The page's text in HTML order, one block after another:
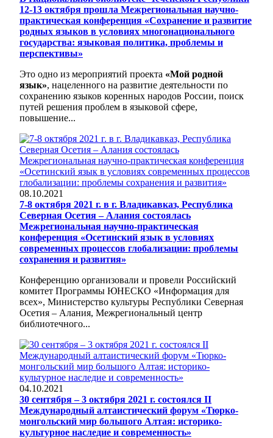
12-13 октября прошла Межрегиональная научно-
практическая конференция «Сохранение и развитие
родных языков в условиях многонационального
государства: языковая политика, проблемы и
перспективы»
Это одно из мероприятий проекта «Мой родной
язык», нацеленного на развитие деятельности по
сохранению языков коренных народов России, поиск
путей решения проблем в языковой сфере,
повышение...
08.10.2021
7-8 октября 2021 г. в г. Владикавказ, Республика
Северная Осетия – Алания состоялась
Межрегиональная научно-практическая
конференция «Осетинский язык в условиях
современных процессов глобализации: проблемы
сохранения и развития»
Конференцию организовали и провели Российский
комитет Программы ЮНЕСКО «Информация для
всех», Министерство культуры Республики Северная
Осетия – Алания, Межрегиональный центр
библиотечного...
04.10.2021
30 сентября – 3 октября 2021 г. состоялся II
Международный алтаистический форум «Тюрко-
монгольский мир большого Алтая: историко-
культурное наследие и современность»